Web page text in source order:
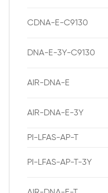
CDNA-E-C9130
DNA-E-3Y-C9130
AIR-DNA-E
AIR-DNA-E-3Y
PI-LFAS-AP-T
PI-LFAS-AP-T-3Y